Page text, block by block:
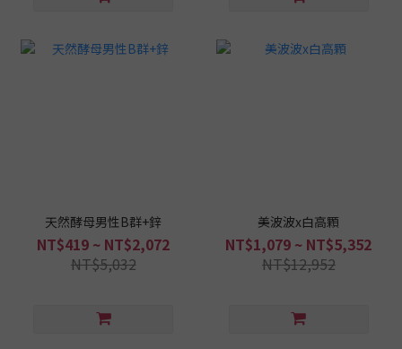
天然酵母男性B群+鋅
NT$419 ~ NT$2,072
NT$5,032
美波波x白高顆
NT$1,079 ~ NT$5,352
NT$12,952